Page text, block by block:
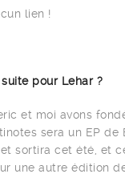
lien !
pour Lehar ?
et moi avons
sera un EP
sortira cet été, et
une autre édition